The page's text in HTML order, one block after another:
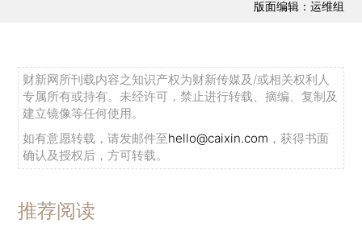
版面编辑：运维组
财新网所刊载内容之知识产权为财新传媒及/或相关权利人
专属所有或持有。未经许可，禁止进行转载、摘编、复制及
建立镜像等任何使用。
如有意愿转载，请发邮件至hello@caixin.com ，获得书面
确认及授权后，方可转载。
推荐阅读